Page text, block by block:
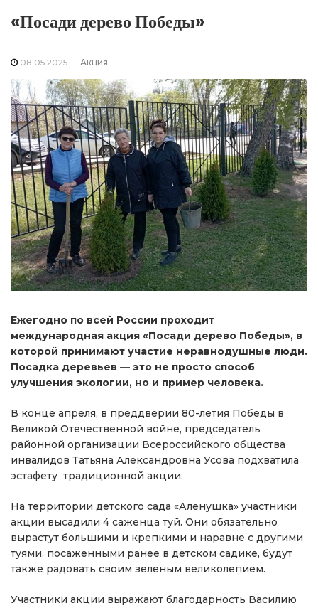
«Посади дерево Победы»
08.05.2025 Акция
Ежегодно по всей России проходит
международная акция «Посади дерево Победы», в
которой принимают участие неравнодушные люди.
Посадка деревьев — это не просто способ
улучшения экологии, но и пример человека.
В конце апреля, в преддверии 80-летия Победы в
Великой Отечественной войне, председатель
районной организации Всероссийского общества
инвалидов Татьяна Александровна Усова подхватила
эстафету традиционной акции.
На территории детского сада «Аленушка» участники
акции высадили 4 саженца туй. Они обязательно
вырастут большими и крепкими и наравне с другими
туями, посаженными ранее в детском садике, будут
также радовать своим зеленым великолепием.
Участники акции выражают благодарность Василию